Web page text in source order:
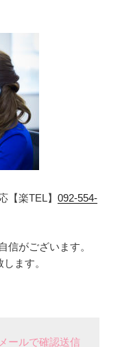
【楽TEL】 092-554-
信がございます。
ます。
ールで確認送信